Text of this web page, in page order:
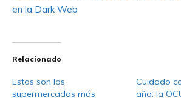
en la Dark Web
Relacionado
Estos son los
supermercados más
Cuidado
año: la